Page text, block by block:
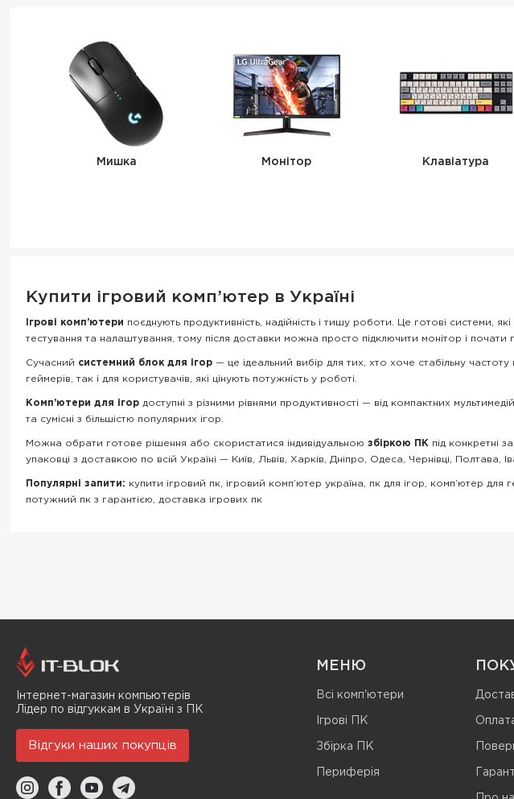
Мишка Монітор Клавіатура
Купити ігровий комп’ютер в Україні
Ігрові комп’ютери поєднують продуктивність, надійність і тишу роботи. Це готові системи,
тестування та налаштування, тому після доставки можна просто підключити монітор і почати
Сучасний системний блок для ігор — це ідеальний вибір для тих, хто хоче стабільну
геймерів, так і для користувачів, які цінують потужність у роботі.
Комп’ютери для ігор доступні з різними рівнями продуктивності — від компактних
та сумісні з більшістю популярних ігор.
Можна обрати готове рішення або скористатися індивідуальною збіркою ПК під конкретні
упаковці з доставкою по всій Україні — Київ, Львів, Харків, Дніпро, Одеса, Чернівці, Полтава,
Популярні запити: купити ігровий пк, ігровий комп’ютер україна, пк для ігор, комп’ютер
потужний пк з гарантією, доставка ігрових пк
Інтернет-магазин компьютерів
Лідер по відгуккам в Україні з ПК
Відгуки наших покупців
МЕНЮ
Всі комп'ютери
Ігрові ПК
Збірка ПК
Периферія